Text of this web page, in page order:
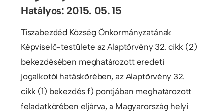
Hatályos: 2015. 05. 15
Tiszabezdéd Község Önkormányzatának
Képviselő-testülete az Alaptörvény 32. cikk (2)
bekezdésében meghatározott eredeti
jogalkotói hatáskörében, az Alaptörvény 32.
cikk (1) bekezdés f) pontjában meghatározott
feladatkörében eljárva, a Magyarország helyi